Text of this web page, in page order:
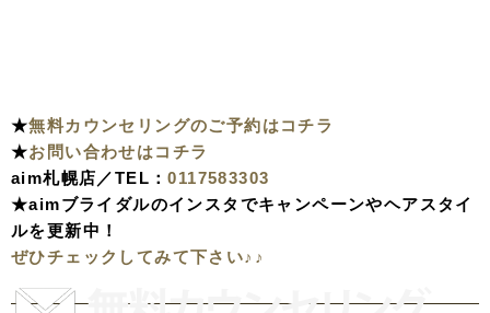
★無料カウンセリングのご予約はコチラ
★お問い合わせはコチラ
aim札幌店／TEL：0117583303
★aimブライダルのインスタでキャンペーンやヘアスタイ
ルを更新中！
ぜひチェックしてみて下さい♪♪